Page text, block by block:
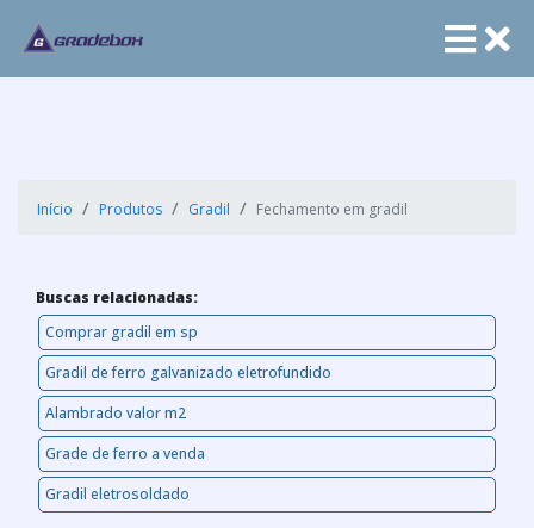
Início Produtos Gradil Fechamento em gradil
Buscas relacionadas:
Comprar gradil em sp
Gradil de ferro galvanizado eletrofundido
Alambrado valor m2
Grade de ferro a venda
Gradil eletrosoldado